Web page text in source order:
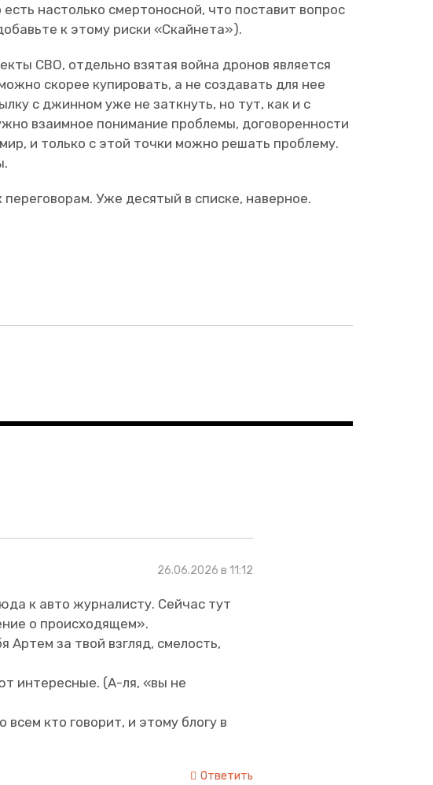
настолько смертоносной, что поставит вопрос
к этому риски «Скайнета»).
СВО, отдельно взятая война дронов является
скорее купировать, а не создавать для нее
с джинном уже не заткнуть, но тут, как и с
взаимное понимание проблемы, договоренности
и только с этой точки можно решать проблему.
Уже десятый в списке, наверное.
26.06.2026 в 11:12
к авто журналисту. Сейчас тут
о происходящем».
за твой взгляд, смелость,
интересные. (А-ля, «вы не
кто говорит, и этому блогу в
Ответить